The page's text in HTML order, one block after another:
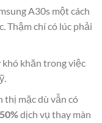
A30s một cách
Thậm chí có lúc phải
khăn trong việc
thị mặc dù vẫn có
50%dịch vụ thay màn